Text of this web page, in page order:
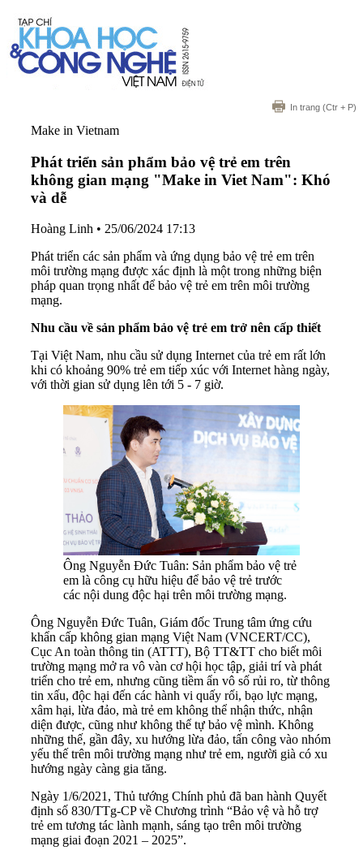
In trang (Ctr + P)
Make in Vietnam
Phát triển sản phẩm bảo vệ trẻ em trên
không gian mạng "Make in Viet Nam": Khó
và dễ
Hoàng Linh • 25/06/2024 17:13
Phát triển các sản phẩm và ứng dụng bảo vệ trẻ em trên
môi trường mạng được xác định là một trong những biện
pháp quan trọng nhất để bảo vệ trẻ em trên môi trường
mạng.
Nhu cầu về sản phẩm bảo vệ trẻ em trở nên cấp thiết
Tại Việt Nam, nhu cầu sử dụng Internet của trẻ em rất lớn
khi có khoảng 90% trẻ em tiếp xúc với Internet hàng ngày,
với thời gian sử dụng lên tới 5 - 7 giờ.
Ông Nguyễn Đức Tuân: Sản phẩm bảo vệ trẻ
em là công cụ hữu hiệu để bảo vệ trẻ trước
các nội dung độc hại trên môi trường mạng.
Ông Nguyễn Đức Tuân, Giám đốc Trung tâm ứng cứu
khẩn cấp không gian mạng Việt Nam (VNCERT/CC),
Cục An toàn thông tin (ATTT), Bộ TT&TT cho biết môi
trường mạng mở ra vô vàn cơ hội học tập, giải trí và phát
triển cho trẻ em, nhưng cũng tiềm ẩn vô số rủi ro, từ thông
tin xấu, độc hại đến các hành vi quấy rối, bạo lực mạng,
xâm hại, lừa đảo, mà trẻ em không thể nhận thức, nhận
diện được, cũng như không thể tự bảo vệ mình. Không
những thế, gần đây, xu hướng lừa đảo, tấn công vào nhóm
yếu thế trên môi trường mạng như trẻ em, người già có xu
hướng ngày càng gia tăng.
Ngày 1/6/2021, Thủ tướng Chính phủ đã ban hành Quyết
định số 830/TTg-CP về Chương trình “Bảo vệ và hỗ trợ
trẻ em tương tác lành mạnh, sáng tạo trên môi trường
mạng giai đoạn 2021 – 2025”.